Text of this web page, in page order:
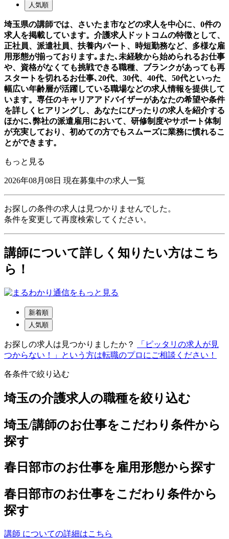
人気順
埼玉県の講師では、さいたま市などの求人を中心に、0件の
求人を掲載しています。介護求人ドットコムの特徴として、
正社員、派遣社員、扶養内パート、時短勤務など、多様な雇
用形態が揃っております｡また､未経験から始められるお仕事
や、資格がなくても挑戦できる職種、ブランクがあっても再
スタートを切れるお仕事､20代、30代、40代、50代といった
幅広い年齢層が活躍している職場などの求人情報を提供して
います。専任のキャリアアドバイザーがあなたの希望や条件
を詳しくヒアリングし、あなたにぴったりの求人を紹介する
ほかに､弊社の派遣雇用において、研修制度やサポート体制
が充実しており、初めての方でもスムーズに業務に慣れるこ
とができます。
もっと見る
2026年08月08日 現在募集中の求人一覧
お探しの条件の求人は見つかりませんでした。
条件を変更して再度検索してください。
講師について詳しく知りたい方はこち
ら！
新着順
人気順
お探しの求人は見つかりましたか？
「ピッタリの求人が見
つからない！」という方は転職のプロにご相談ください！
各条件で絞り込む
埼玉の介護求人の職種を絞り込む
埼玉/講師のお仕事をこだわり条件から
探す
春日部市のお仕事を雇用形態から探す
春日部市のお仕事をこだわり条件から
探す
講師 についての詳細はこちら